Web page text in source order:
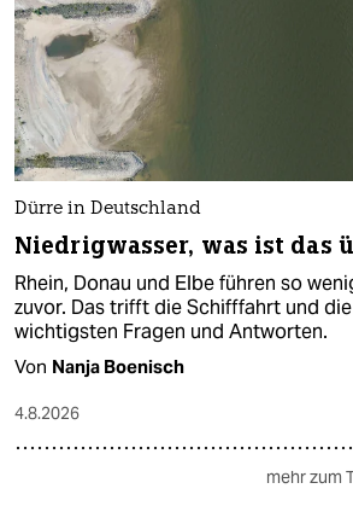
Dürre in Deutschland
Niedrigwasser, was ist das
Rhein, Donau und Elbe führen so
zuvor. Das trifft die Schifffahrt und
wichtigsten Fragen und Antworten.
Von Nanja Boenisch
4.8.2026
mehr zum